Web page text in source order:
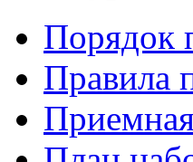
Порядок
Правила